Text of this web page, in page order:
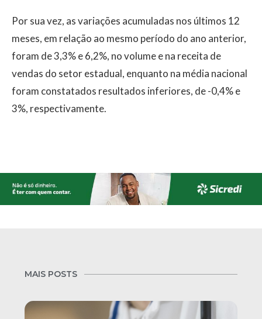
Por sua vez, as variações acumuladas nos últimos 12
meses, em relação ao mesmo período do ano anterior,
foram de 3,3% e 6,2%, no volume e na receita de
vendas do setor estadual, enquanto na média nacional
foram constatados resultados inferiores, de -0,4% e
3%, respectivamente.
MAIS POSTS